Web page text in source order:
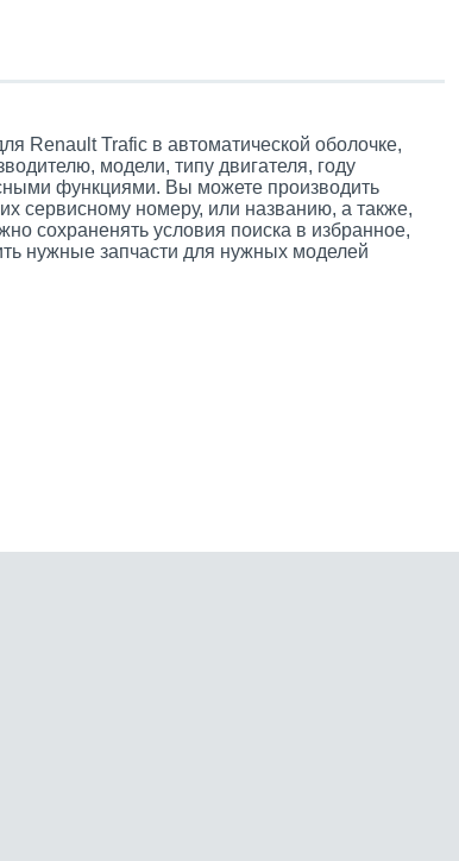
Renault Trafic в автоматической оболочке,
модели, типу двигателя, году
функциями. Вы можете производить
сервисному номеру, или названию, а также,
сохраненять условия поиска в избранное,
нужные запчасти для нужных моделей